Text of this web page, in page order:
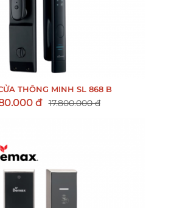
THÔNG MINH SL 868 B
đ 17.800.000 đ